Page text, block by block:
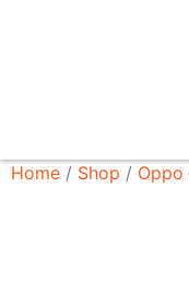
Home / Shop / Oppo